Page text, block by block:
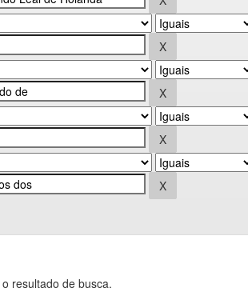
resultado de busca.